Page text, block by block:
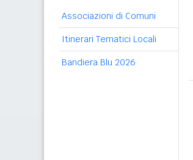
Associazioni di Comuni
Itinerari Tematici Locali
Bandiera Blu 2026